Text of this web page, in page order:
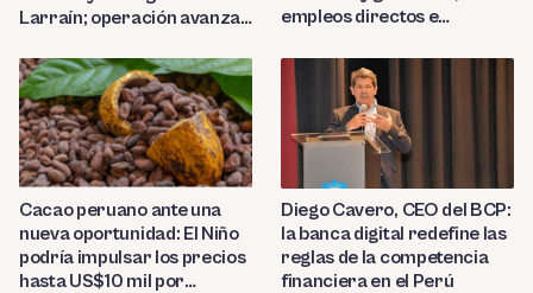
Larraín; operación avanza
empleos directos e
Cacao peruano ante una
nueva oportunidad: El Niño
podría impulsar los precios
hasta US$10 mil por
Diego Cavero, CEO del BCP:
la banca digital redefine las
reglas de la competencia
financiera en el Perú